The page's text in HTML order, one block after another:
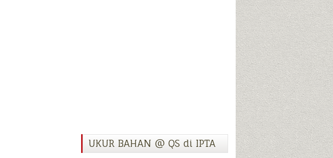
UKUR BAHAN @ QS di IPTA